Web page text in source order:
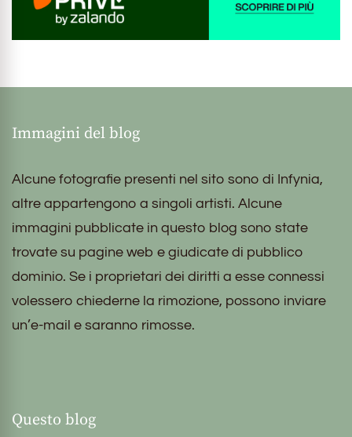
Immagini del blog
Alcune fotografie presenti nel sito sono di Infynia,
altre appartengono a singoli artisti. Alcune
immagini pubblicate in questo blog sono state
trovate su pagine web e giudicate di pubblico
dominio. Se i proprietari dei diritti a esse connessi
volessero chiederne la rimozione, possono inviare
un’e-mail e saranno rimosse.
Questo blog